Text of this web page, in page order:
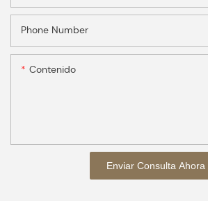
Phone Number
Contenido
Enviar Consulta Ahora